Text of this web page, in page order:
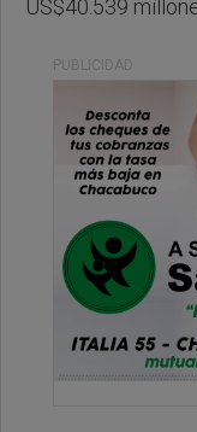
US$40.539
PUBLICIDAD